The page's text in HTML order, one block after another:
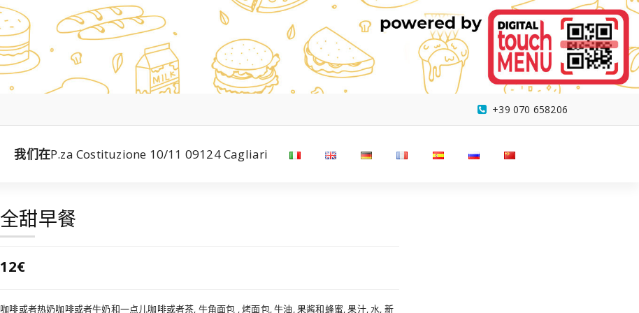
+39 070 658206
我们在P.za Costituzione 10/11 09124 Cagliari
全甜早餐
12€
咖啡或者热奶咖啡或者牛奶和一点儿咖啡或者茶, 牛角面包 , 烤面包, 牛油, 果酱和蜂蜜, 果汁, 水, 新